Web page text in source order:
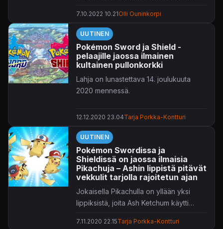
7.10.2022 10.21Olli Ouninkorpi
UUTINEN
Pokémon Sword ja Shield -
pelaajille jaossa ilmainen
kultainen pullonkorkki
Lahja on lunastettava 14. joulukuuta
2020 mennessä.
12.12.2020 23.04Tarja Porkka-Kontturi
UUTINEN
Pokémon Swordissa ja
Shieldissä on jaossa ilmaisia
Pikachuja – Ashin lippistä pitävät
vekkulit tarjolla rajoitetun ajan
Jokaisella Pikachulla on yllään yksi
lippiksistä, joita Ash Ketchum käytti
7.11.2020 22.15Tarja Porkka-Kontturi